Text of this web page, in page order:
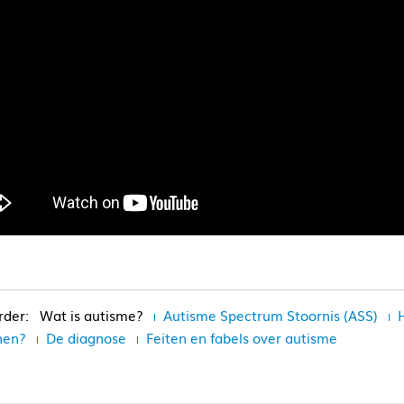
Wat is autisme? Autisme Spectrum Stoornis (ASS)
De diagnose Feiten en fabels over autisme